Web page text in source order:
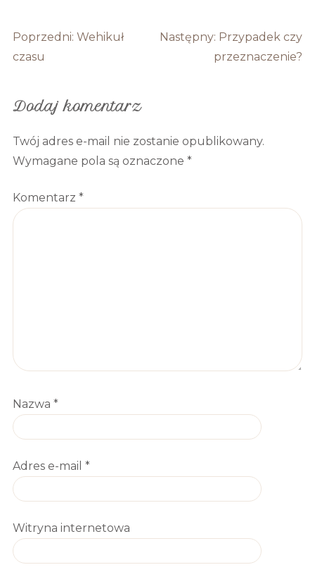
wpisu
Poprzedni: Wehikuł
czasu
Następny: Przypadek czy
przeznaczenie?
Dodaj komentarz
Twój adres e-mail nie zostanie opublikowany.
Wymagane pola są oznaczone *
Komentarz *
Nazwa *
Adres e-mail *
Witryna internetowa